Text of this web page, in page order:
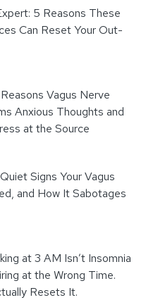
5 Reasons These
Can Reset Your Out-
Vagus Nerve
Anxious Thoughts and
at the Source
Signs Your Vagus
and How It Sabotages
at 3 AM Isn’t Insomnia
at the Wrong Time.
Resets It.